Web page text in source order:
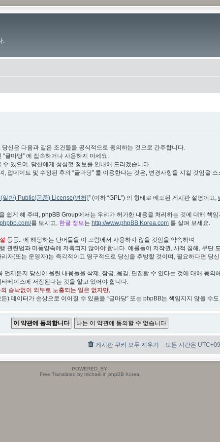
.
당신은 다음과 같은 조건들을 공식적으로 동의하는 것으로 간주합니다.
글마당” 에 접속하거나 사용하지 마세요.
있으며, 당신에게 성심껏 정보를 안내해 드리겠습니다.
업데이트 및 수정된 후의 “글마당” 를 이용한다는 것은, 변경사항을 지킬 것임을
일반) Public(공중) License(면허)” (이하 “GPL”) 의 형태로 배포된 게시판 설명이고,
쉽게 해 주며, phpBB Group에서는 우리가 허가한 내용을 처리하는 것에 대해 책
를 보시고, 한글 정보는 http://www.phpBB Korea.com 를 살펴 보세요.
등등.. 에 해당하는 단어들을 이 포럼에서 사용하지 않을 것임을 약속하며
관련법과 미풍양속에 저촉되지 않아야 합니다. 예를들어 저작권, 사적 침해, 무단
자(또는 운영자)는 즉각적이고 영구적으로 당신을 추방할 것이며, 필요하다면 당
언제든지 당신이 올린 내용들을 삭제, 잠금, 옮김, 편집할 수 있다는 것에 대해 동의
베이스에 저장된다는 것을 알고 있어야 합니다.
승낙없이 외부로 노출되는 일은 없지만,
) 데이터가 손상으로 이어질 수 있음을 “글마당” 또는 phpBB는 책임지지 않을 수
모든 시간은
게시판 쿠키 모두 지우기
POWERED_BY
Free Translated by michael in phpBB Korea